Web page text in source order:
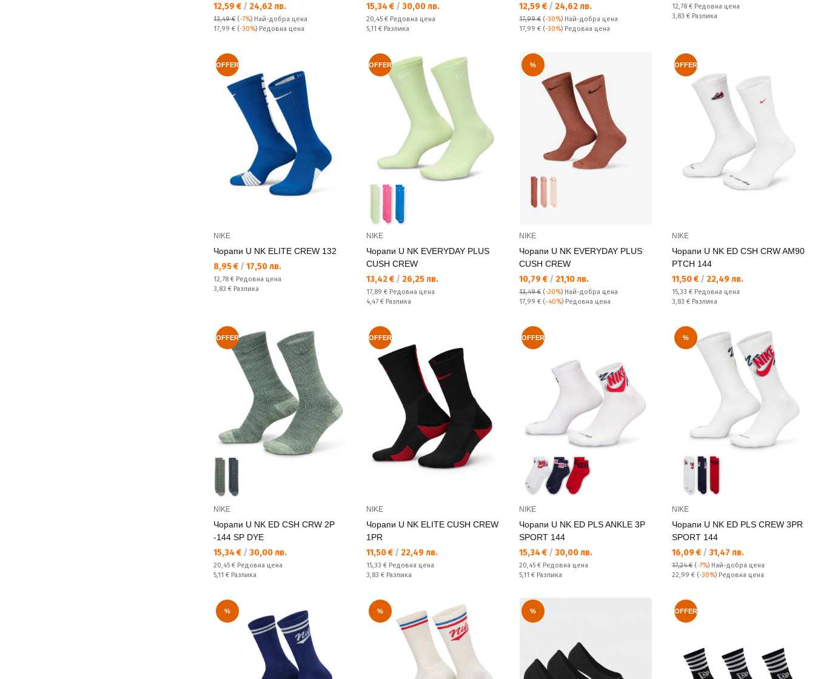
Текуща цена:
12,59 € / 24,62 лв.
13,49 € (-7%) Най-добра цена
Редовна цена:
17,99 € (-30%) Редовна цена
Текуща цена:
15,34 € / 30,00 лв.
Редовна цена:
20,45 € Редовна цена
Спестявате:
5,11 € Разлика
Текуща цена:
12,59 € / 24,62 лв.
17,99 € (-30%) Най-добра цена
Редовна цена:
17,99 € (-30%) Редовна цена
Редовна цена:
12,78 € Редовна цена
Спестявате:
3,83 € Разлика
OFFER
NIKE
Чорапи U NK ELITE CREW 132
Текуща цена:
8,95 € / 17,50 лв.
Редовна цена:
12,78 € Редовна цена
Спестявате:
3,83 € Разлика
OFFER
NIKE
Чорапи U NK EVERYDAY PLUS
CUSH CREW
Текуща цена:
13,42 € / 26,25 лв.
Редовна цена:
17,89 € Редовна цена
Спестявате:
4,47 € Разлика
%
NIKE
Чорапи U NK EVERYDAY PLUS
CUSH CREW
Текуща цена:
10,79 € / 21,10 лв.
13,49 € (-20%) Най-добра цена
Редовна цена:
17,99 € (-40%) Редовна цена
OFFER
NIKE
Чорапи U NK ED CSH CRW AM90
PTCH 144
Текуща цена:
11,50 € / 22,49 лв.
Редовна цена:
15,33 € Редовна цена
Спестявате:
3,83 € Разлика
OFFER
NIKE
Чорапи U NK ED CSH CRW 2P
-144 SP DYE
Текуща цена:
15,34 € / 30,00 лв.
Редовна цена:
20,45 € Редовна цена
Спестявате:
5,11 € Разлика
OFFER
NIKE
Чорапи U NK ELITE CUSH CREW
1PR
Текуща цена:
11,50 € / 22,49 лв.
Редовна цена:
15,33 € Редовна цена
Спестявате:
3,83 € Разлика
OFFER
NIKE
Чорапи U NK ED PLS ANKLE 3P
SPORT 144
Текуща цена:
15,34 € / 30,00 лв.
Редовна цена:
20,45 € Редовна цена
Спестявате:
5,11 € Разлика
%
NIKE
Чорапи U NK ED PLS CREW 3PR
SPORT 144
Текуща цена:
16,09 € / 31,47 лв.
17,24 € (-7%) Най-добра цена
Редовна цена:
22,99 € (-30%) Редовна цена
% % % OFFER